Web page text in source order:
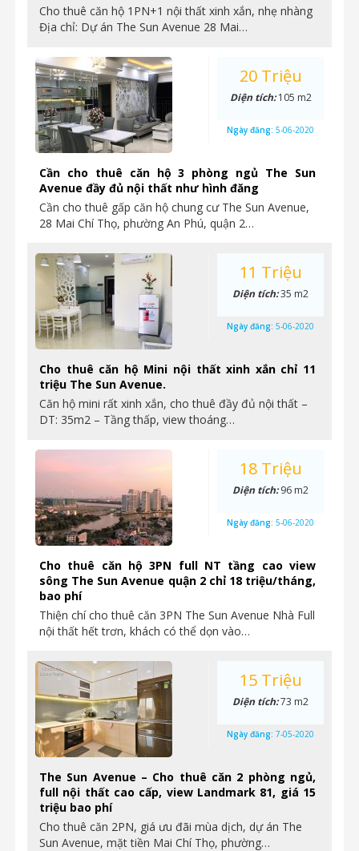
Cho thuê căn hộ 1PN+1 nội thất xinh xắn, nhẹ nhàng
Địa chỉ: Dự án The Sun Avenue 28 Mai…
Cần cho thuê căn hộ 3 phòng ngủ The Sun
Avenue đầy đủ nội thất như hình đăng
Cần cho thuê gấp căn hộ chung cư The Sun Avenue,
28 Mai Chí Thọ, phường An Phú, quận 2…
20 Triệu
Diện tích:105 m2
Ngày đăng: 5-06-2020
Cho thuê căn hộ Mini nội thất xinh xắn chỉ 11
triệu The Sun Avenue.
Căn hộ mini rất xinh xắn, cho thuê đầy đủ nội thất –
DT: 35m2 – Tầng thấp, view thoáng…
11 Triệu
Diện tích:35 m2
Ngày đăng: 5-06-2020
Cho thuê căn hộ 3PN full NT tầng cao view
sông The Sun Avenue quận 2 chỉ 18 triệu/tháng,
bao phí
Thiện chí cho thuê căn 3PN The Sun Avenue Nhà Full
nội thất hết trơn, khách có thể dọn vào…
18 Triệu
Diện tích:96 m2
Ngày đăng: 5-06-2020
The Sun Avenue – Cho thuê căn 2 phòng ngủ,
full nội thất cao cấp, view Landmark 81, giá 15
triệu bao phí
Cho thuê căn 2PN, giá ưu đãi mùa dịch, dự án The
Sun Avenue, mặt tiền Mai Chí Thọ, phường…
15 Triệu
Diện tích:73 m2
Ngày đăng: 7-05-2020